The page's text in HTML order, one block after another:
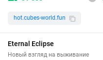
hot.cubes-world.fun
Eternal Eclipse
Новый взгляд на выживание